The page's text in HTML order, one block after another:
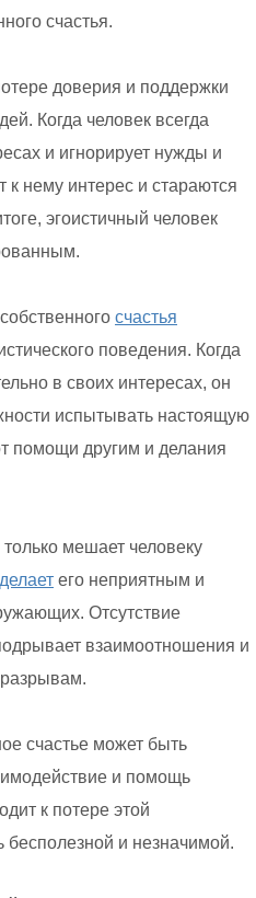
счастья.
доверия и поддержки
Когда человек всегда
и игнорирует нужды и
к нему интерес и стараются
эгоистичный человек
счастья
поведения. Когда
в своих интересах, он
испытывать настоящую
помощи другим и делания
мешает человеку
делает его неприятным и
Отсутствие
взаимоотношения и
разрывам.
счастье может быть
и помощь
к потере этой
бесполезной и незначимой.